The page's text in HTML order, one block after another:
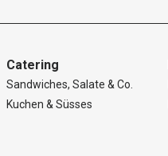
Catering
Sandwiches, Salate & Co.
Kuchen & Süsses